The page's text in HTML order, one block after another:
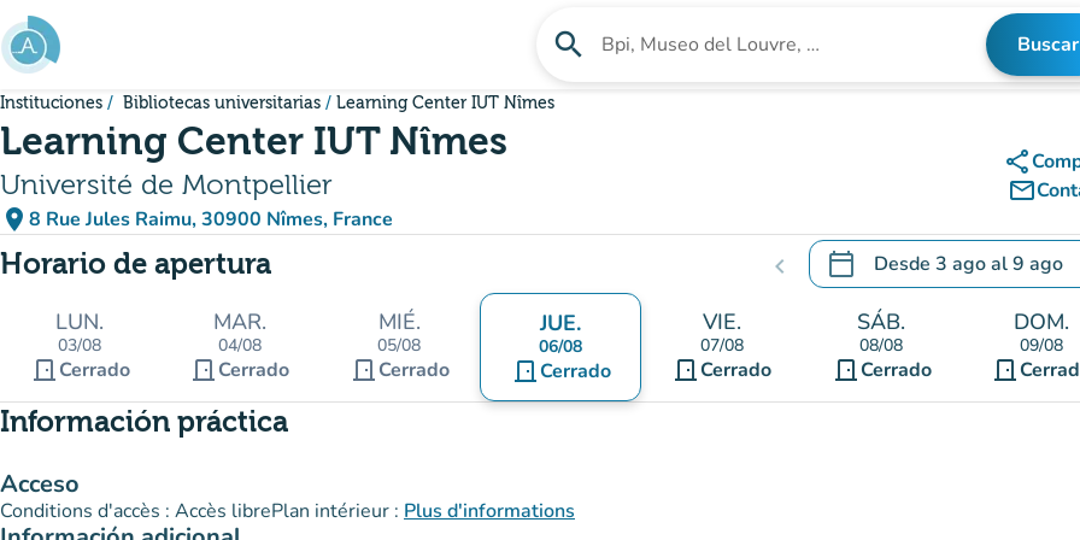
Ir al contenido principal
search Buscar un establecimiento Buscar
Instituciones Bibliotecas universitarias Learning Center IUT Nîmes
Learning Center IUT Nîmes
Université de Montpellier
place 8 Rue Jules Raimu, 30900 Nîmes, France
(abrir en Google Maps)
(nueva pestaña)
share
mail_outline
Horario de apertura chevron_left calendar_today Desde 3 agoal9 ago
.Abra el calendario para
LUN.
03/08
door_front Cerrado
MAR.
04/08
door_front Cerrado
MIÉ.
05/08
door_front Cerrado
JUE.
06/08
door_front Cerrado
VIE.
07/08
door_frontCerrado
SÁB.
08/08
door_front Cerrado
DOM.
09/08
door_front
Información práctica
Acceso
Conditions d'accès : Accès librePlan intérieur : Plus d'informations